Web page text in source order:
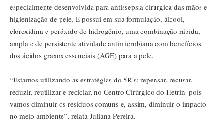
especialmente desenvolvida para antissepsia cirúrgica das mãos e
higienização de pele. E possui em sua formulação, álcool,
clorexidina e peróxido de hidrogênio, uma combinação rápida,
ampla e de persistente atividade antimicrobiana com benefícios
dos ácidos graxos essenciais (AGE) para a pele.
“Estamos utilizando as estratégias do 5R's: repensar, recusar,
reduzir, reutilizar e reciclar, no Centro Cirúrgico do Hetrin, pois
vamos diminuir os resíduos comuns e, assim, diminuir o impacto
no meio ambiente”, relata Juliana Pereira.